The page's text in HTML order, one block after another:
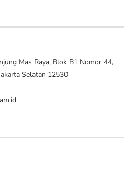
Mas Raya, Blok B1 Nomor 44,
Selatan 12530